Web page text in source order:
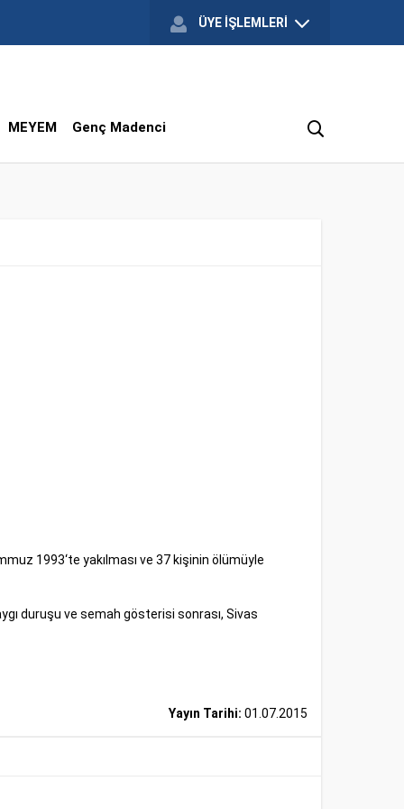
ÜYE İŞLEMLERİ
MEYEM Genç Madenci
1993‘te yakılması ve 37 kişinin ölümüyle
duruşu ve semah gösterisi sonrası, Sivas
Yayın Tarihi: 01.07.2015